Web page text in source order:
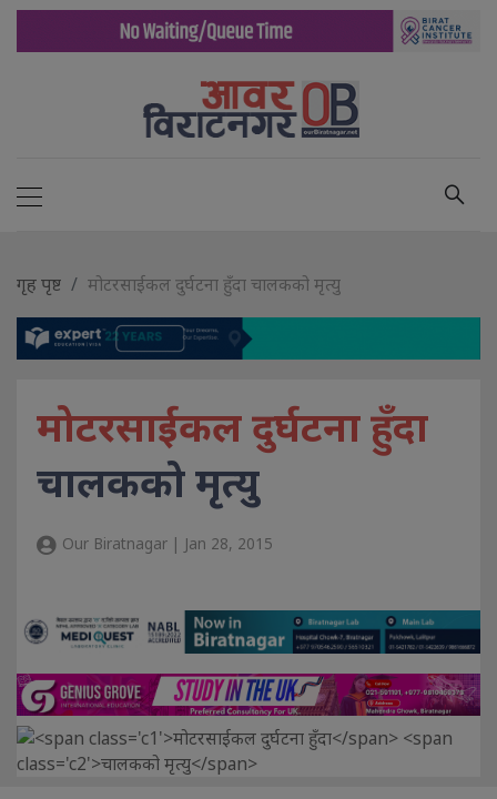
गृह पृष्ट मोटरसाईकल दुर्घटना हुँदा चालकको मृत्यु
मोटरसाईकल दुर्घटना हुँदा
चालकको मृत्यु
Our Biratnagar | Jan 28, 2015